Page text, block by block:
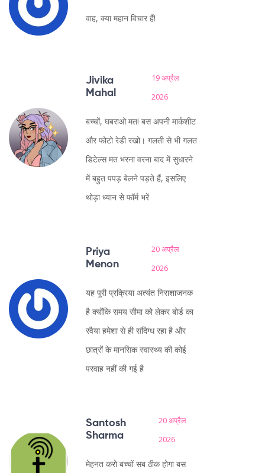
वाह, क्या महान विचार हैं!
Jivika
Mahal
19 अप्रैल
2026
बच्चों, घबराओ मत! बस अपनी मार्कशीट
और फोटो रेडी रखो। गलती से भी गलत
डिटेल्स मत भरना वरना बाद में सुधारने
में बहुत पपड़ बेलने पड़ते हैं, इसलिए
थोड़ा ध्यान से फॉर्म भरें
Priya
Menon
20 अप्रैल
2026
यह पूरी प्रक्रिया अत्यंत निराशाजनक
है क्योंकि समय सीमा को लेकर बोर्ड का
रवैया हमेशा से ही संदिग्ध रहा है और
छात्रों के मानसिक स्वास्थ्य की कोई
परवाह नहीं की गई है
Santosh
Sharma
20 अप्रैल
2026
मेहनत करो बच्चों सब ठीक होगा बस